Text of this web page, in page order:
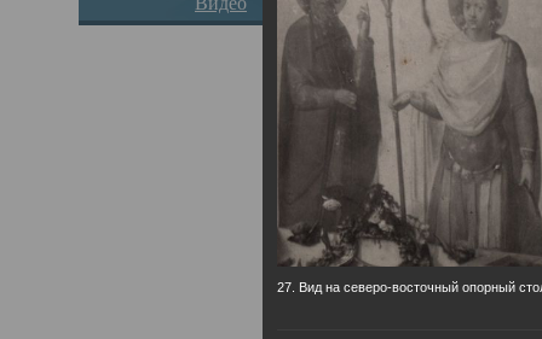
27. Вид на северо-восточный опорный